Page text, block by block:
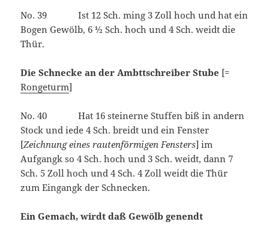
No. 39 Ist 12 Sch. ming 3 Zoll hoch und hat ein
Bogen Gewölb, 6 ½ Sch. hoch und 4 Sch. weidt die
Thür.
Die Schnecke an der Ambttschreiber Stube [=
Rongeturm]
No. 40 Hat 16 steinerne Stuffen biß in andern
Stock und iede 4 Sch. breidt und ein Fenster
[Zeichnung eines rautenförmigen Fensters] im
Aufgangk so 4 Sch. hoch und 3 Sch. weidt, dann 7
Sch. 5 Zoll hoch und 4 Sch. 4 Zoll weidt die Thür
zum Eingangk der Schnecken.
Ein Gemach, wirdt daß Gewölb genendt